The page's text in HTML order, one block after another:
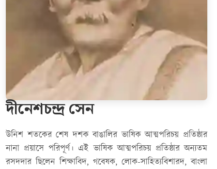
দীনেশচন্দ্র সেন
উনিশ শতকের শেষ দশক বাঙালির ভাষিক আত্মপরিচয় প্রতিষ্ঠার
নানা প্রয়াসে পরিপূর্ণ। এই ভাষিক আত্মপরিচয় প্রতিষ্ঠার অন্যতম
রসদদার ছিলেন শিক্ষাবিদ, গবেষক, লোক-সাহিত্যবিশারদ, বাংলা